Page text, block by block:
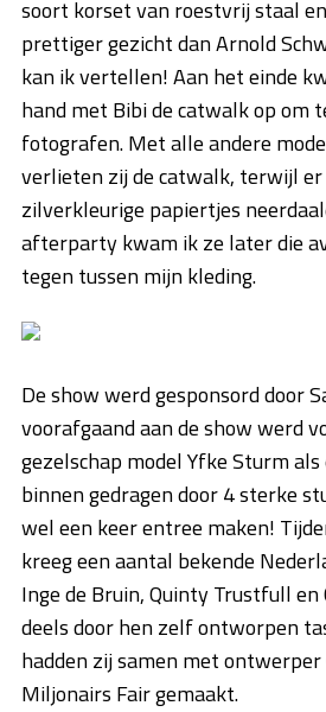
soort korset van roestvrij staal
prettiger gezicht dan Arnold
kan ik vertellen! Aan het einde
hand met Bibi de catwalk op om
fotografen. Met alle andere
verlieten zij de catwalk, terwijl
zilverkleurige papiertjes
afterparty kwam ik ze later die
tegen tussen mijn kleding.
De show werd gesponsord door
voorafgaand aan de show werd
gezelschap model Yfke Sturm
binnen gedragen door 4 sterke
wel een keer entree maken!
kreeg een aantal bekende
Inge de Bruin, Quinty Trustfull en
deels door hen zelf ontworpen
hadden zij samen met ontwerper
Miljonairs Fair gemaakt.